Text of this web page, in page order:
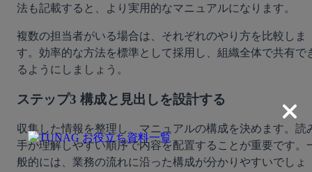
法も記載すると、より実用的なマニュアルになります。
複数の担当者がいる場合は、それぞれのやり方を比較しま
す。効率的な方法を標準として採用し、組織全体で共有で
るようにしましょう。
ステップ3 構成と見出しを設計する
収集した情報を整理し、マニュアルの構成を決めます。読
手が理解しやすい順序で内容を配置することが重要です。
般的には、業務の流れに沿った構成が分かりやすいでしょ